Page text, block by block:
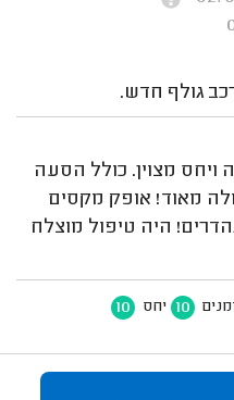
גולף חדש.
ויחס מצוין. כולל הסעה
מאוד! אופק מקסים
היה טיפול מוצלח
10 יחס 10